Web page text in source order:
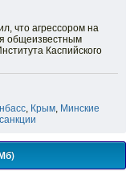
что агрессором на
общеизвестным
Каспийского
, Крым, Минские
санкции